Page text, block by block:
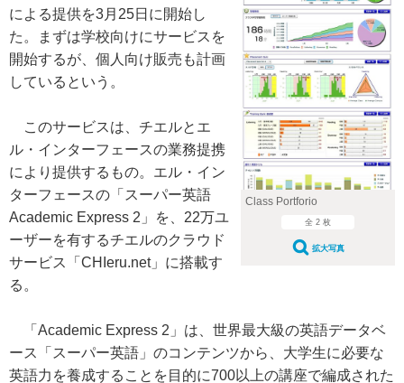
Class Portforio
全 2 枚
拡大写真
による提供を3月25日に開始し
た。まずは学校向けにサービスを
開始するが、個人向け販売も計画
しているという。
このサービスは、チエルとエ
ル・インターフェースの業務提携
により提供するもの。エル・イン
ターフェースの「スーパー英語
Academic Express 2」を、22万ユ
ーザーを有するチエルのクラウド
サービス「CHIeru.net」に搭載す
る。
「Academic Express 2」は、世界最大級の英語データベ
ース「スーパー英語」のコンテンツから、大学生に必要な
英語力を養成することを目的に700以上の講座で編成された